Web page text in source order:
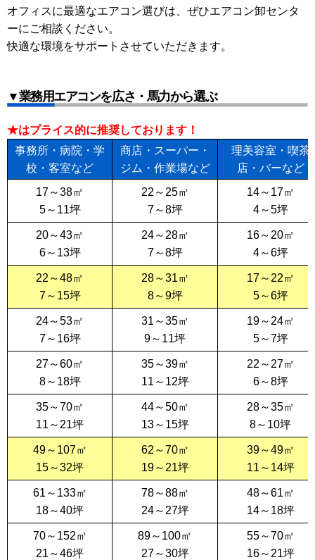
オフィスに最適なエアコン選びは、ぜひエアコン卸センタ
ーにご相談ください。
快適な環境をサポートさせていただきます。
▼業務用エアコンを広さ・馬力から選ぶ
★はプライス的に推奨しております！
事務所・病院・学
校・客室など
商店・スーパー・
ジム・作業場など
理美容室・喫茶
店・バーなど
17～38㎡
5～11坪
22～25㎡
7～8坪
14～17㎡
4～5坪
20～43㎡
6～13坪
24～28㎡
7～8坪
16～20㎡
4～6坪
22～48㎡
7～15坪
28～31㎡
8～9坪
17～22㎡
5～6坪
24～53㎡
7～16坪
31～35㎡
9～11坪
19～24㎡
5～7坪
27～60㎡
8～18坪
35～39㎡
11～12坪
22～27㎡
6～8坪
35～70㎡
11～21坪
44～50㎡
13～15坪
28～35㎡
8～10坪
49～107㎡
15～32坪
62～70㎡
19～21坪
39～49㎡
11～14坪
61～133㎡
18～40坪
78～88㎡
24～27坪
48～61㎡
14～18坪
70～152㎡
21～46坪
89～100㎡
27～30坪
55～70㎡
16～21坪